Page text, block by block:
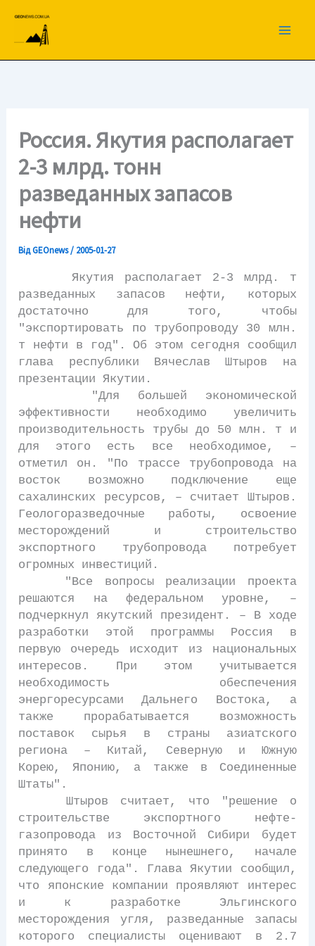
вмісту
Россия. Якутия располагает
2-3 млрд. тонн
разведанных запасов
нефти
ВідGEOnews/ 2005-01-27
Якутия располагает 2-3 млрд. т
разведанных запасов нефти, которых
достаточно для того, чтобы
"экспортировать по трубопроводу 30 млн.
т нефти в год". Об этом сегодня сообщил
глава республики Вячеслав Штыров на
презентации Якутии.
"Для большей экономической
эффективности необходимо увеличить
производительность трубы до 50 млн. т и
для этого есть все необходимое, –
отметил он. "По трассе трубопровода на
восток возможно подключение еще
сахалинских ресурсов, – считает Штыров.
Геологоразведочные работы, освоение
месторождений и строительство
экспортного трубопровода потребует
огромных инвестиций.
"Все вопросы реализации проекта
решаются на федеральном уровне, –
подчеркнул якутский президент. – В ходе
разработки этой программы Россия в
первую очередь исходит из национальных
интересов. При этом учитывается
необходимость обеспечения
энергоресурсами Дальнего Востока, а
также прорабатывается возможность
поставок сырья в страны азиатского
региона – Китай, Северную и Южную
Корею, Японию, а также в Соединенные
Штаты".
Штыров считает, что "решение о
строительстве экспортного нефте-
газопровода из Восточной Сибири будет
принято в конце нынешнего, начале
следующего года". Глава Якутии сообщил,
что японские компании проявляют интерес
и к разработке Эльгинского
месторождения угля, разведанные запасы
которого специалисты оценивают в 2.7